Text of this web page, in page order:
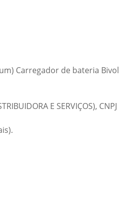
Carregador de bateria
E SERVIÇOS),